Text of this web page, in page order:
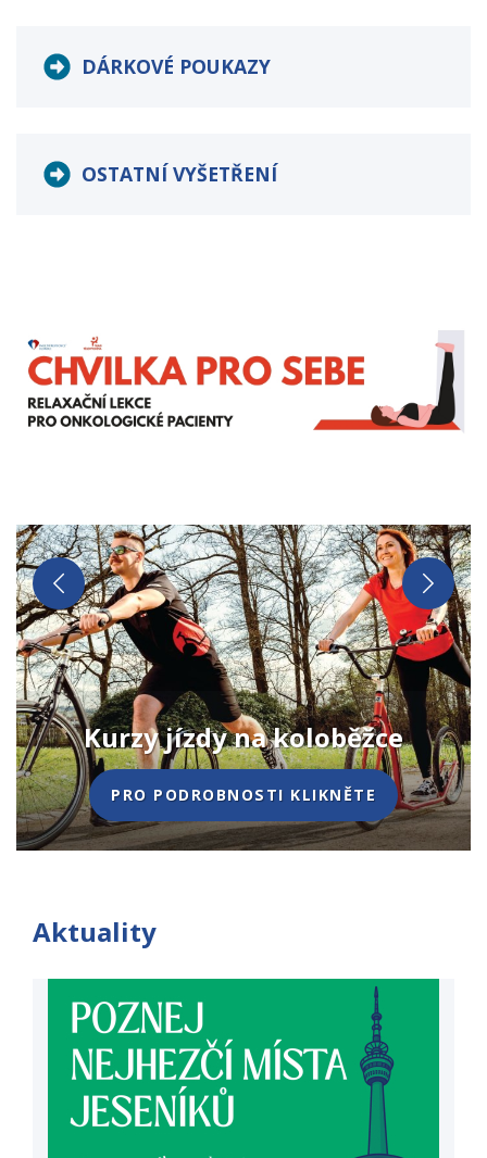
DÁRKOVÉ POUKAZY
OSTATNÍ VYŠETŘENÍ
Aby byl pohyb zdravý
NABÍZENÉ SLUŽBY
Aktuality